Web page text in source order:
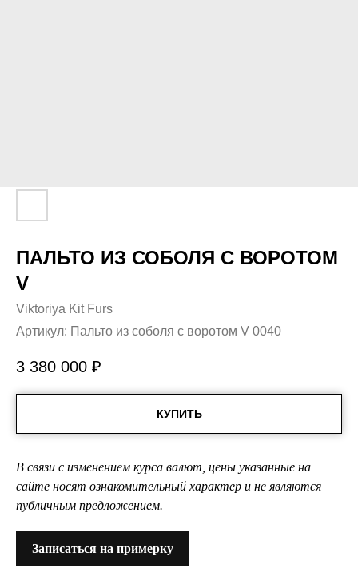
ПАЛЬТО ИЗ СОБОЛЯ С ВОРОТОМ
V
Viktoriya Kit Furs
Артикул: Пальто из соболя с воротом V 0040
3 380 000 ₽
КУПИТЬ
В связи с изменением курса валют, цены указанные на
сайте носят ознакомительный характер и не являются
публичным предложением.
Записаться на примерку